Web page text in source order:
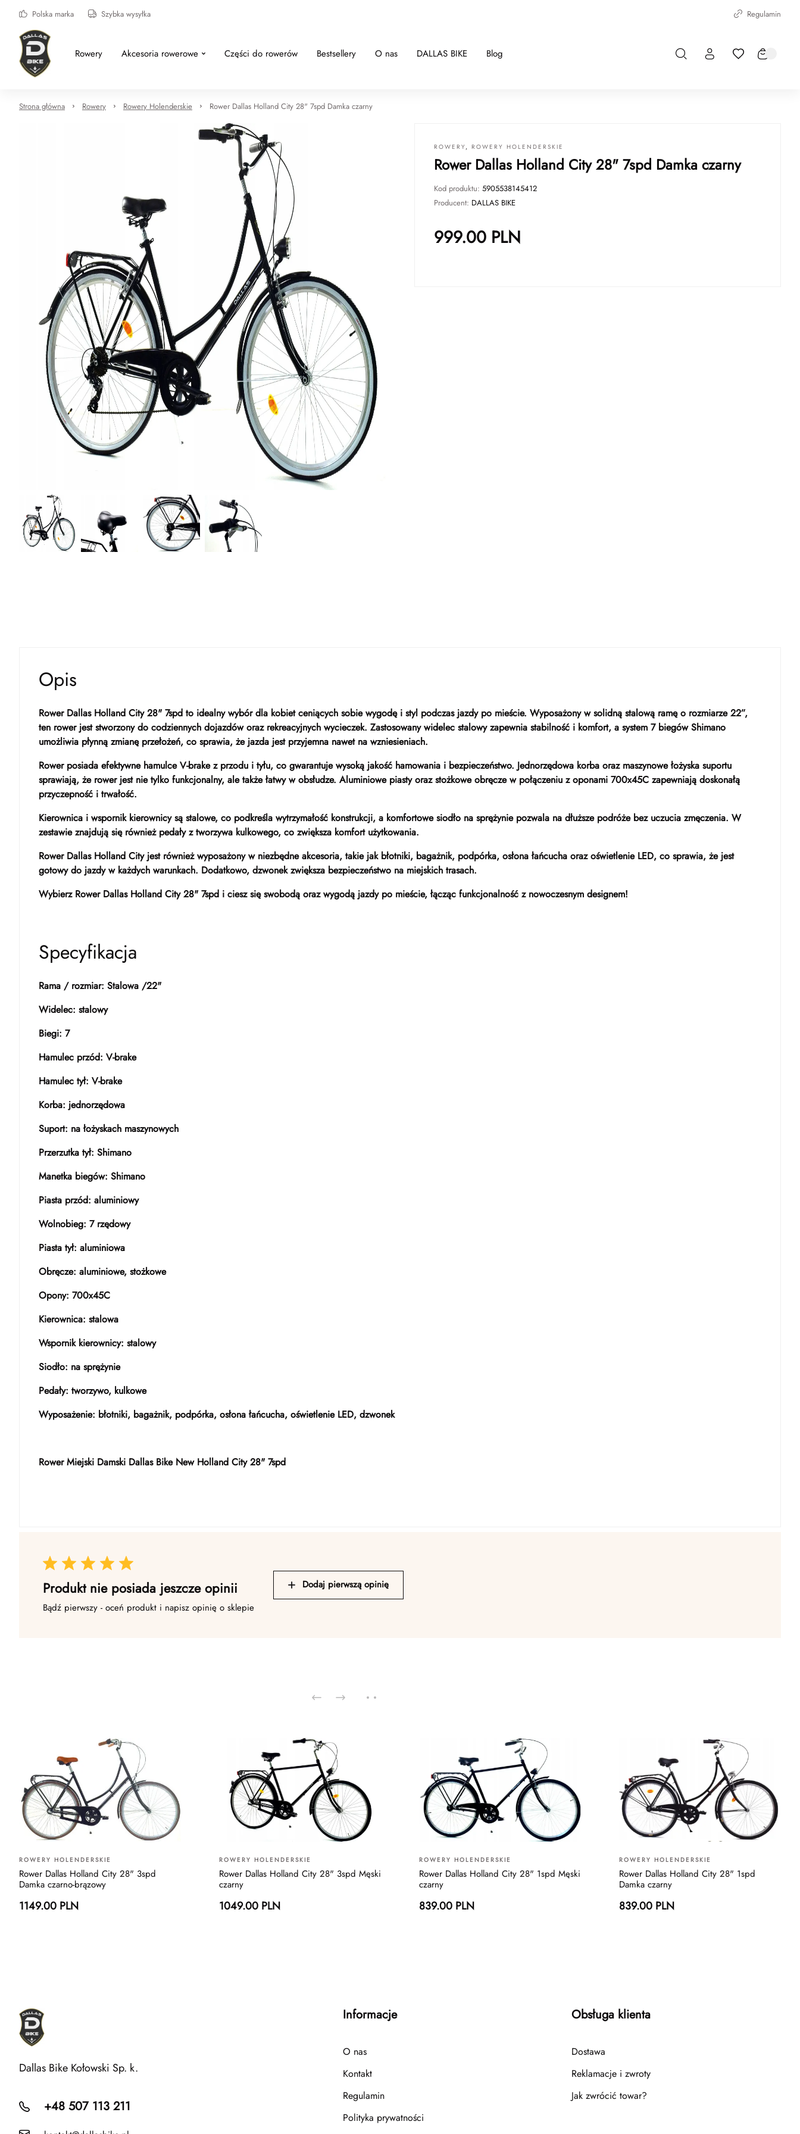
Polska marka Szybka wysyłka Regulamin
Rowery Akcesoria rowerowe Części do rowerów Bestsellery O nas DALLAS BIKE Blog
Strona główna Rowery Rowery Holenderskie Rower Dallas Holland City 28" 7spd Damka czarny
ROWERY, ROWERY HOLENDERSKIE
Rower Dallas Holland City 28" 7spd Damka czarny
Kod produktu: 5905538145412
Producent: DALLAS BIKE
999.00 PLN
Opis
Rower Dallas Holland City 28" 7spd to idealny wybór dla kobiet ceniących sobie wygodę i styl podczas jazdy po mieście. Wyposażony w solidną stalową ramę o rozmiarze 22”,
ten rower jest stworzony do codziennych dojazdów oraz rekreacyjnych wycieczek. Zastosowany widelec stalowy zapewnia stabilność i komfort, a system 7 biegów Shimano
umożliwia płynną zmianę przełożeń, co sprawia, że jazda jest przyjemna nawet na wzniesieniach.
Rower posiada efektywne hamulce V-brake z przodu i tyłu, co gwarantuje wysoką jakość hamowania i bezpieczeństwo. Jednorzędowa korba oraz maszynowe łożyska suportu
sprawiają, że rower jest nie tylko funkcjonalny, ale także łatwy w obsłudze. Aluminiowe piasty oraz stożkowe obręcze w połączeniu z oponami 700x45C zapewniają doskonałą
przyczepność i trwałość.
Kierownica i wspornik kierownicy są stalowe, co podkreśla wytrzymałość konstrukcji, a komfortowe siodło na sprężynie pozwala na dłuższe podróże bez uczucia zmęczenia. W
zestawie znajdują się również pedały z tworzywa kulkowego, co zwiększa komfort użytkowania.
Rower Dallas Holland City jest również wyposażony w niezbędne akcesoria, takie jak błotniki, bagażnik, podpórka, osłona łańcucha oraz oświetlenie LED, co sprawia, że jest
gotowy do jazdy w każdych warunkach. Dodatkowo, dzwonek zwiększa bezpieczeństwo na miejskich trasach.
Wybierz Rower Dallas Holland City 28" 7spd i ciesz się swobodą oraz wygodą jazdy po mieście, łącząc funkcjonalność z nowoczesnym designem!
Specyfikacja
Rama / rozmiar: Stalowa /22"
Widelec: stalowy
Biegi: 7
Hamulec przód: V-brake
Hamulec tył: V-brake
Korba: jednorzędowa
Suport: na łożyskach maszynowych
Przerzutka tył: Shimano
Manetka biegów: Shimano
Piasta przód: aluminiowy
Wolnobieg: 7 rzędowy
Piasta tył: aluminiowa
Obręcze: aluminiowe, stożkowe
Opony: 700x45C
Kierownica: stalowa
Wspornik kierownicy: stalowy
Siodło: na sprężynie
Pedały: tworzywo, kulkowe
Wyposażenie: błotniki, bagażnik, podpórka, osłona łańcucha, oświetlenie LED, dzwonek
Rower Miejski Damski Dallas Bike New Holland City 28" 7spd
Produkt nie posiada jeszcze opinii
Bądź pierwszy - oceń produkt i napisz opinię o sklepie
Dodaj pierwszą opinię
ROWERY HOLENDERSKIE
Rower Dallas Holland City 28" 3spd
Damka czarno-brązowy
1149.00 PLN
ROWERY HOLENDERSKIE
Rower Dallas Holland City 28" 3spd Męski
czarny
1049.00 PLN
ROWERY HOLENDERSKIE
Rower Dallas Holland City 28" 1spd Męski
czarny
839.00 PLN
ROWERY HOLENDERSKIE
Rower Dallas Holland City 28" 1spd
Damka czarny
839.00 PLN
Dallas Bike Kołowski Sp. k.
+48 507 113 211
Informacje
O nas
Kontakt
Regulamin
Polityka prywatności
Obsługa klienta
Dostawa
Reklamacje i zwroty
Jak zwrócić towar?